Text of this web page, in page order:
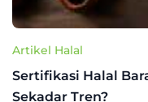
Artikel Halal
Sertifikasi Halal
Sekadar Tren?